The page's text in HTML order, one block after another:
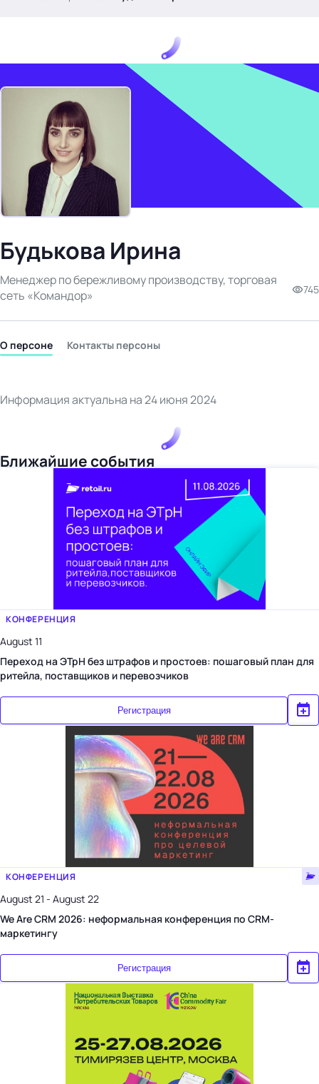
Тема месяца: Автоматизация на 1С
Войти
темы
новости
материалы
видео
Будькова Ирина
Менеджер по бережливому производству, торговая
сеть «Командор»
745
О персоне Контакты персоны
Информация актуальна на 24 июня 2024
Ближайшие события
КОНФЕРЕНЦИЯ
August 11
Переход на ЭТрН без штрафов и простоев: пошаговый план для
ритейла, поставщиков и перевозчиков
Регистрация
КОНФЕРЕНЦИЯ
August 21 - August 22
We Are CRM 2026: неформальная конференция по CRM-
маркетингу
Регистрация